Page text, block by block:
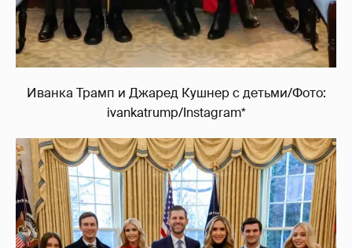
Иванка Трамп и Джаред Кушнер с детьми/Фото:
ivankatrump/Instagram*